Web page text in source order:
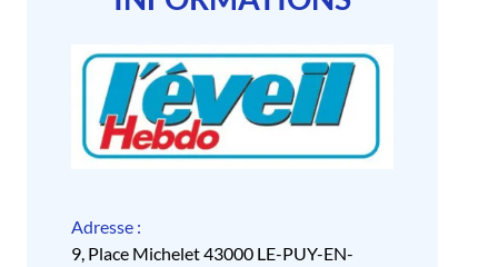
Adresse :
9, Place Michelet 43000 LE-PUY-EN-